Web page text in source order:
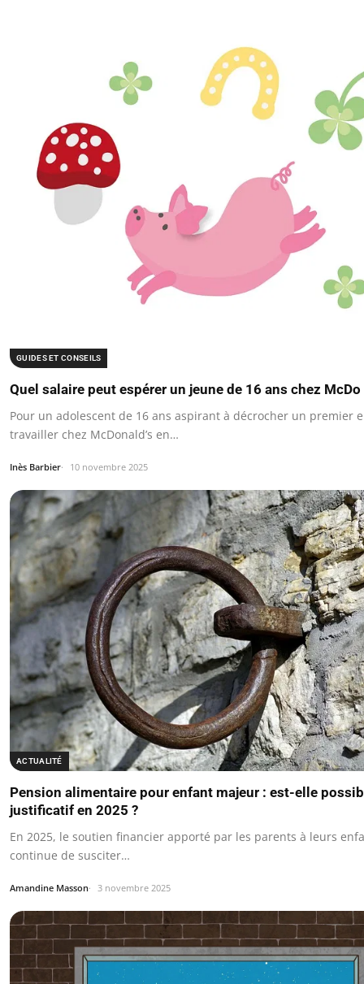
GUIDES ET CONSEILS
Quel salaire peut espérer un jeune de 16 ans chez McDo
Pour un adolescent de 16 ans aspirant à décrocher un premier
travailler chez McDonald’s en…
Inès Barbier 10 novembre 2025
ACTUALITÉ
Pension alimentaire pour enfant majeur : est-elle
justificatif en 2025 ?
En 2025, le soutien financier apporté par les parents à leurs
continue de susciter…
Amandine Masson 3 novembre 2025